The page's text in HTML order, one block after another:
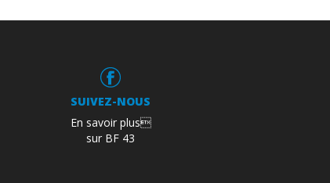
SUIVEZ-NOUS
En savoir plus
sur BF 43